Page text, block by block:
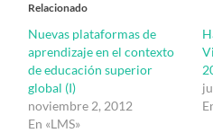
Relacionado
Nuevas plataformas de
aprendizaje en el contexto
de educación superior
global (I)
noviembre 2, 2012
En «LMS»